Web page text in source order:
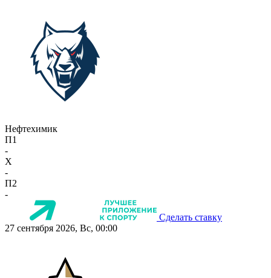
Нефтехимик
П1
-
X
-
П2
-
Сделать ставку
27 сентября 2026, Вс, 00:00